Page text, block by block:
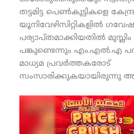
തട്ടമിട്ട പെണ്‍കുട്ടികളെ കേന്ദ്ര
യൂനിവേഴിസിറ്റികളില്‍
പര്യാപ്തമാക്കിയതില്‍ മുസ്ലിം
പങ്കുണ്ടെന്നും എം.എല്‍.എ
മാധ്യമ പ്രവര്‍ത്തകരോട്
സംസാരിക്കുകയായിരുന്നു